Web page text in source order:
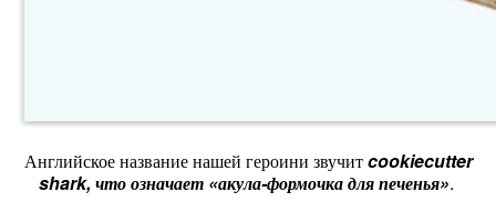
Английское название нашей героини звучитcookiecutter
shark, что означает «акула-формочка для печенья».